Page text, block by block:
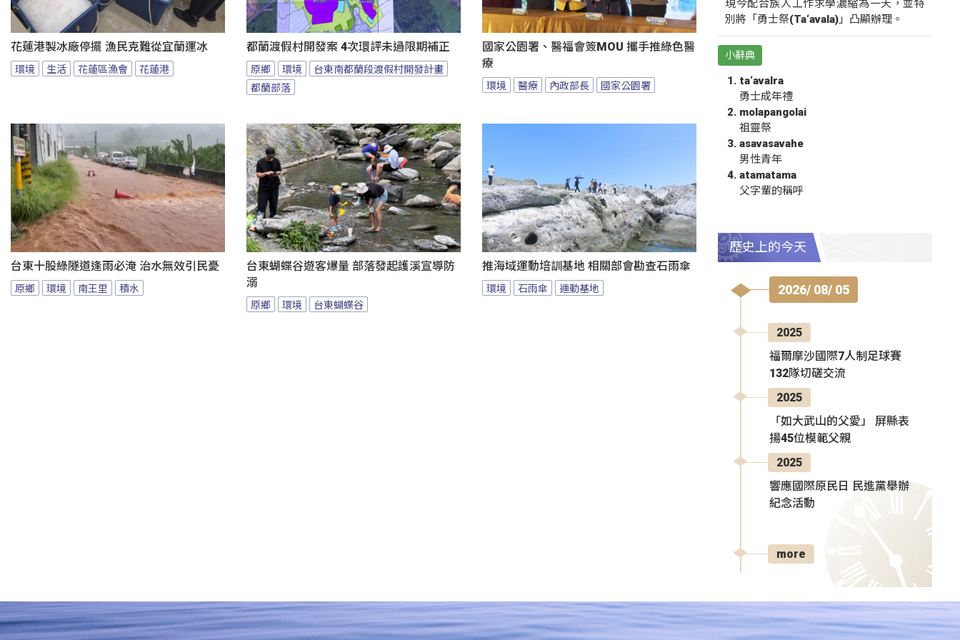
花蓮港製冰廠停擺 漁民克難從宜蘭運冰
環境 生活 花蓮區漁會 花蓮港
都蘭渡假村開發案 4次環評未過限期補正
原鄉 環境
台東南都蘭段渡假村開發計畫
都蘭部落
國家公園署、醫福會簽MOU 攜手推綠色醫
療
環境 醫療 內政部長 國家公園署
台東十股綠隧道逢雨必淹 治水無效引民憂
原鄉 環境 南王里 積水
台東蝴蝶谷遊客爆量 部落發起護溪宣導防
溺
原鄉 環境 台東蝴蝶谷
推海域運動培訓基地 相關部會勘查石雨傘
環境 石雨傘 運動基地
現今配合族人工作求學濃縮為一天，並特
別將「勇士祭(Ta‘avala)」凸顯辦理。
小辭典
ta‘avalra
勇士成年禮
molapangolai
祖靈祭
asavasavahe
男性青年
atamatama
父字輩的稱呼
歷史上的今天
2026/ 08/ 05
2025
福爾摩沙國際7人制足球賽
132隊切磋交流
2025
「如大武山的父愛」 屏縣表
揚45位模範父親
2025
響應國際原民日 民進黨舉辦
紀念活動
more